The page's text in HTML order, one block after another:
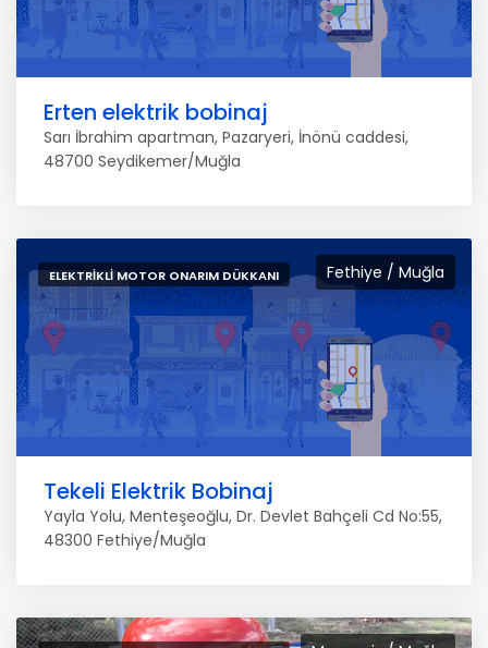
Erten elektrik bobinaj
Sarı İbrahim apartman, Pazaryeri, İnönü caddesi,
48700 Seydikemer/Muğla
Fethiye / Muğla
ELEKTRIKLI MOTOR ONARIM DÜKKANI
Tekeli Elektrik Bobinaj
Yayla Yolu, Menteşeoğlu, Dr. Devlet Bahçeli Cd No:55,
48300 Fethiye/Muğla